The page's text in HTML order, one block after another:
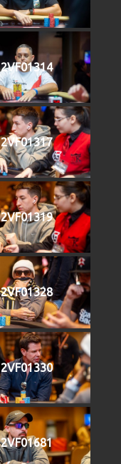
2VF01314
2VF01317
2VF01319
2VF01328
2VF01330
2VF01681